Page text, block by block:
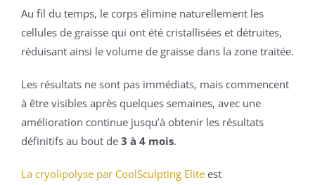
Au fil du temps, le corps élimine naturellement les
cellules de graisse qui ont été cristallisées et détruites,
réduisant ainsi le volume de graisse dans la zone traitée.
Les résultats ne sont pas immédiats, mais commencent
à être visibles après quelques semaines, avec une
amélioration continue jusqu’à obtenir les résultats
définitifs au bout de 3 à 4 mois.
La cryolipolyse par CoolSculpting Elite est